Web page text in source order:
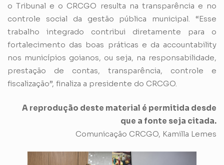
o Tribunal e o CRCGO resulta na transparência e no
controle social da gestão pública municipal. “Esse
trabalho integrado contribui diretamente para o
fortalecimento das boas práticas e da accountability
nos municípios goianos, ou seja, na responsabilidade,
prestação de contas, transparência, controle e
fiscalização”, finaliza a presidente do CRCGO.
A reprodução deste material é permitida desde
que a fonte seja citada.
Comunicação CRCGO, Kamilla Lemes